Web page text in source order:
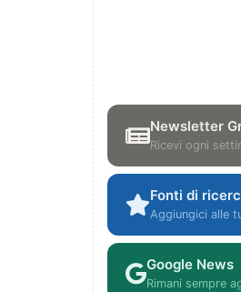
Newsletter
Ricevi ogni
Fonti di
Aggiungici alle
Google News
Rimani sempre